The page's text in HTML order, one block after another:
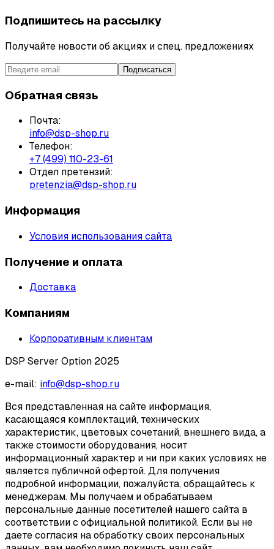
Подпишитесь на рассылку
Получайте новости об акциях и спец. предложениях
Подписаться
Обратная связь
Почта:
info@dsp-shop.ru
Телефон:
+7 (499) 110-23-61
Отдел претензий:
pretenzia@dsp-shop.ru
Информация
Условия использования сайта
Получение и оплата
Доставка
Компаниям
Корпоративным клиентам
DSP Server Option 2025
e-mail: info@dsp-shop.ru
Вся представленная на сайте информация,
касающаяся комплектаций, технических
характеристик, цветовых сочетаний, внешнего вида, а
также стоимости оборудования, носит
информационный характер и ни при каких условиях не
является публичной офертой. Для получения
подробной информации, пожалуйста, обращайтесь к
менеджерам. Мы получаем и обрабатываем
персональные данные посетителей нашего сайта в
соответствии с официальной политикой. Если вы не
даете согласия на обработку своих персональных